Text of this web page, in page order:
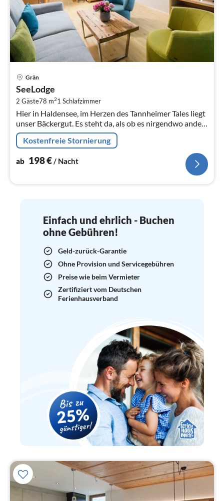
Grän
SeeLodge
2 Gäste78 m21 Schlafzimmer
Hier in Haldensee, im Herzen des Tannheimer Tales liegt
unser Bäckergut. Es steht da, als ob es nirgendwo anders
auf dieser Welt hingehört.
Kostenfreie Stornierung
ab 198€/ Nacht
Einfach und ehrlich - Buchen
ohne Gebühren!
Geld-zurück-Garantie
Ohne Provision und Servicegebühren
Preise wie beim Vermieter
Zertifiziert vom Deutschen
Ferienhausverband